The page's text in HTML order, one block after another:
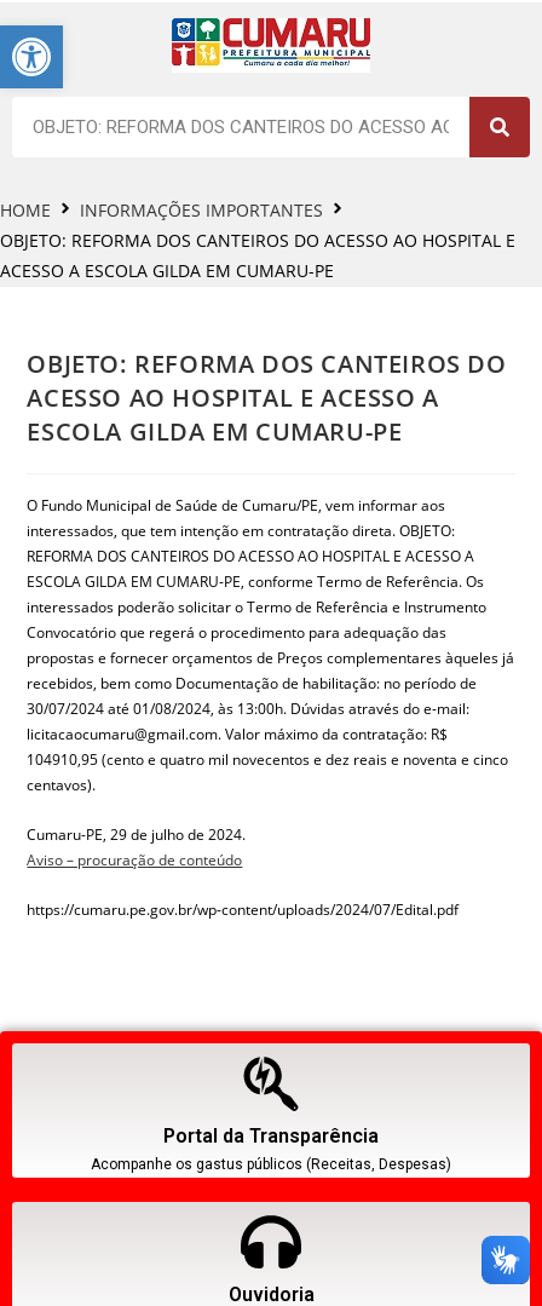
Barra de Ferramentas Aberta
HOME
INFORMAÇÕES IMPORTANTES
OBJETO: REFORMA DOS CANTEIROS DO ACESSO AO HOSPITAL E
ACESSO A ESCOLA GILDA EM CUMARU-PE
OBJETO: REFORMA DOS CANTEIROS DO
ACESSO AO HOSPITAL E ACESSO A
ESCOLA GILDA EM CUMARU-PE
O Fundo Municipal de Saúde de Cumaru/PE, vem informar aos
interessados, que tem intenção em contratação direta. OBJETO:
REFORMA DOS CANTEIROS DO ACESSO AO HOSPITAL E ACESSO A
ESCOLA GILDA EM CUMARU-PE, conforme Termo de Referência. Os
interessados poderão solicitar o Termo de Referência e Instrumento
Convocatório que regerá o procedimento para adequação das
propostas e fornecer orçamentos de Preços complementares àqueles já
recebidos, bem como Documentação de habilitação: no período de
30/07/2024 até 01/08/2024, às 13:00h. Dúvidas através do e-mail:
licitacaocumaru@gmail.com. Valor máximo da contratação: R$
104910,95 (cento e quatro mil novecentos e dez reais e noventa e cinco
centavos).
Cumaru-PE, 29 de julho de 2024.
Aviso – procuração de conteúdo
https://cumaru.pe.gov.br/wp-content/uploads/2024/07/Edital.pdf
Portal da Transparência
Acompanhe os gastus públicos (Receitas, Despesas)
Ouvidoria